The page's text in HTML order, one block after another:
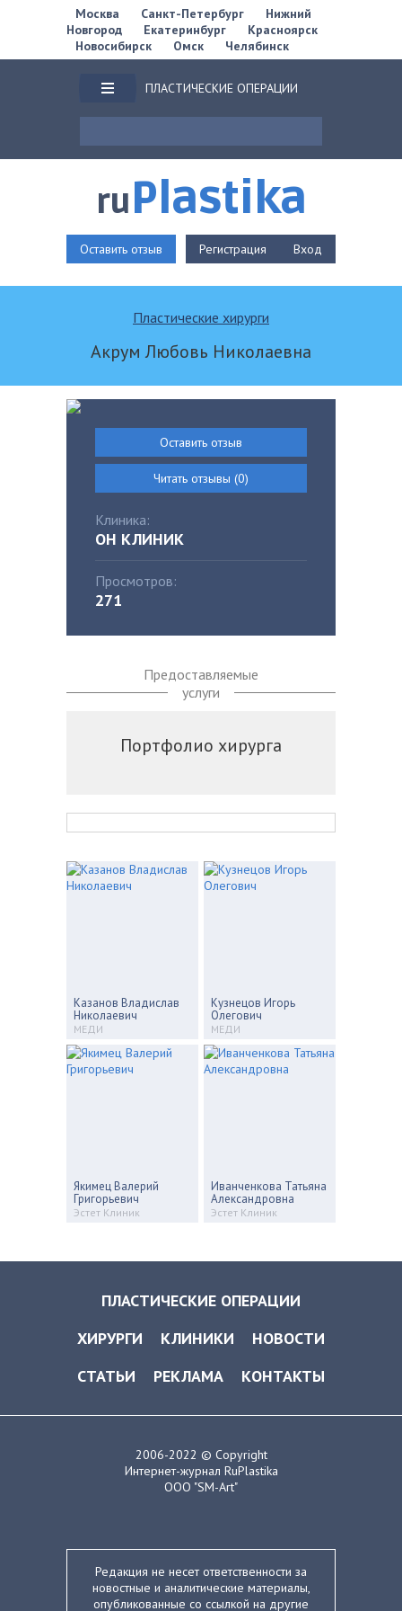
Москва Санкт-Петербург
Нижний
Новгород
Екатеринбург
Красноярск
Новосибирск
Омск Челябинск
ПЛАСТИЧЕСКИЕ ОПЕРАЦИИ
ruPlastika
Оставить отзыв Регистрация Вход
Оставить отзыв
Читать отзывы (0)
Клиника:
ОН КЛИНИК
Просмотров:
271
Пластические хирурги
Акрум Любовь Николаевна
Предоставляемые
услуги
Портфолио хирурга
Казанов Владислав
Николаевич
МЕДИ
Кузнецов Игорь
Олегович
МЕДИ
Якимец Валерий
Григорьевич
Эстет Клиник
Иванченкова Татьяна
Александровна
Эстет Клиник
ПЛАСТИЧЕСКИЕ ОПЕРАЦИИ
ХИРУРГИ
КЛИНИКИ
НОВОСТИ
СТАТЬИ
РЕКЛАМА КОНТАКТЫ
2006-2022 © Copyright
Интернет-журнал RuPlastika
ООО "SM-Art"
Редакция не несет ответственности за
новостные и аналитические материалы,
опубликованные со ссылкой на другие